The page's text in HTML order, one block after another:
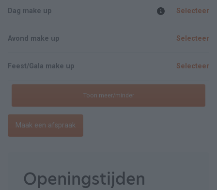
Dag make up Selecteer
Avond make up Selecteer
Feest/Gala make up Selecteer
Toon meer/minder
Maak een afspraak
Openingstijden